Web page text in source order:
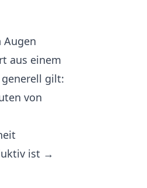
Augen
aus einem
generell gilt:
von
ist →